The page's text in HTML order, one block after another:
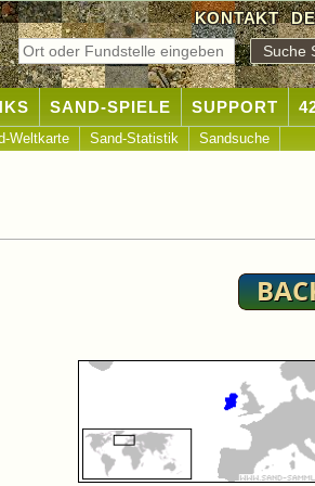
KONTAKT DE
SAND-SPIELE SUPPORT
Weltkarte Sand-Statistik Sandsuche